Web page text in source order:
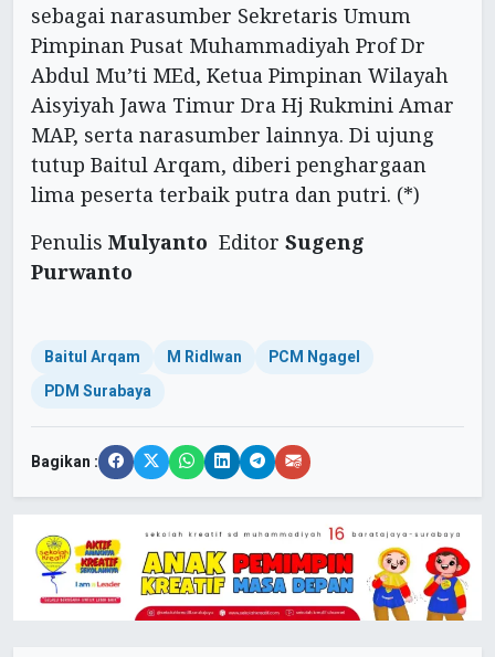
sebagai narasumber Sekretaris Umum
Pimpinan Pusat Muhammadiyah Prof Dr
Abdul Mu’ti MEd, Ketua Pimpinan Wilayah
Aisyiyah Jawa Timur Dra Hj Rukmini Amar
MAP, serta narasumber lainnya. Di ujung
tutup Baitul Arqam, diberi penghargaan
lima peserta terbaik putra dan putri. (*)
Penulis Mulyanto Editor Sugeng
Purwanto
Baitul Arqam M Ridlwan
PCM Ngagel
PDM Surabaya
Bagikan :